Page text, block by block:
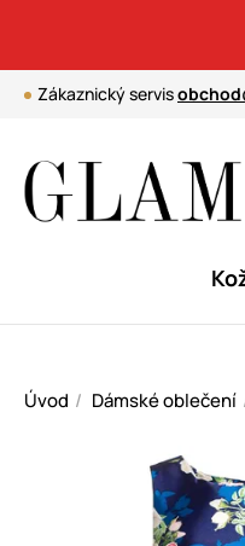
Zákaznický servis
Úvod Dámské oblečení